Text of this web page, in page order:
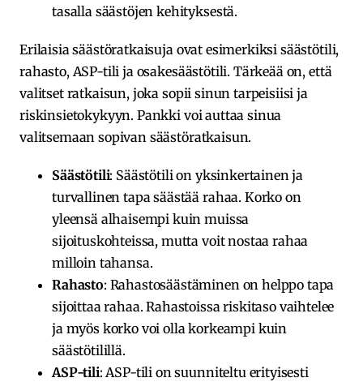
tasalla säästöjen kehityksestä.
Erilaisia säästöratkaisuja ovat esimerkiksi säästötili,
rahasto, ASP-tili ja osakesäästötili. Tärkeää on, että
valitset ratkaisun, joka sopii sinun tarpeisiisi ja
riskinsietokykyyn. Pankki voi auttaa sinua
valitsemaan sopivan säästöratkaisun.
Säästötili: Säästötili on yksinkertainen ja
turvallinen tapa säästää rahaa. Korko on
yleensä alhaisempi kuin muissa
sijoituskohteissa, mutta voit nostaa rahaa
milloin tahansa.
Rahasto: Rahastosäästäminen on helppo tapa
sijoittaa rahaa. Rahastoissa riskitaso vaihtelee
ja myös korko voi olla korkeampi kuin
säästötilillä.
ASP-tili: ASP-tili on suunniteltu erityisesti